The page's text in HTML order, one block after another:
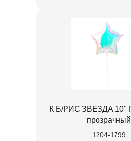
К Б/РИС ЗВЕЗДА 10"
прозрачный
1204-1799